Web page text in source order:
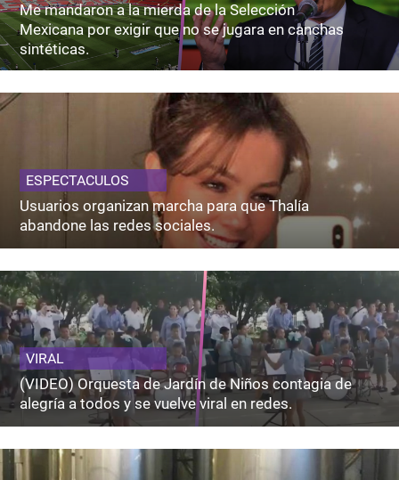
Me mandaron a la mierda de la Selección
Mexicana por exigir que no se jugara en canchas
sintéticas.
ESPECTACULOS
Usuarios organizan marcha para que Thalía
abandone las redes sociales.
VIRAL
(VIDEO) Orquesta de Jardín de Niños contagia de
alegría a todos y se vuelve viral en redes.